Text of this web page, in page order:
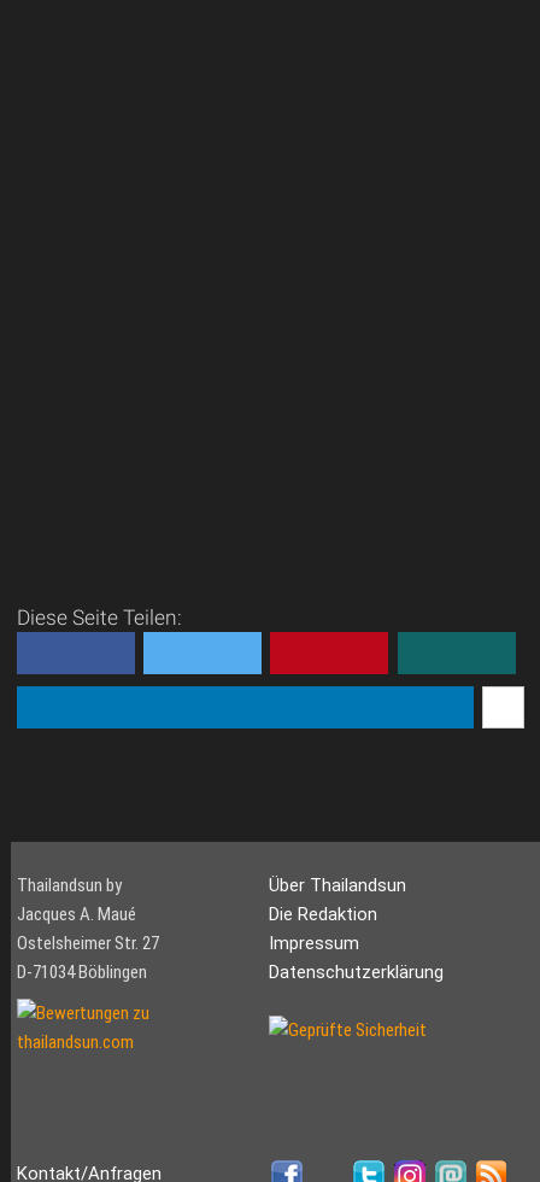
Diese Seite Teilen:
Thailandsun by
Jacques A. Maué
Ostelsheimer Str. 27
D-71034 Böblingen
Über Thailandsun
Die Redaktion
Impressum
Datenschutzerklärung
Kontakt/Anfragen